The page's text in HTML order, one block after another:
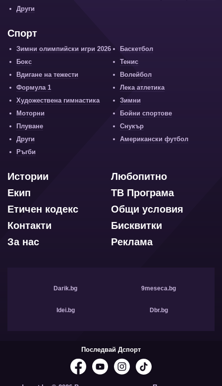
Други
Спорт
Зимни олимпийски игри 2026
Баскетбол
Бокс
Тенис
Вдигане на тежести
Волейбол
Формула 1
Лека атлетика
Художествена гимнастика
Зимни
Моторни
Бойни спортове
Плуване
Снукър
Други
Американски футбол
Ръгби
Любопитно
Истории
ТВ Програма
Екип
Общи условия
Етичен кодекс
Бисквитки
Контакти
Реклама
За нас
Darik.bg 9meseca.bg
Idei.bg Dbr.bg
Последвай Дспорт